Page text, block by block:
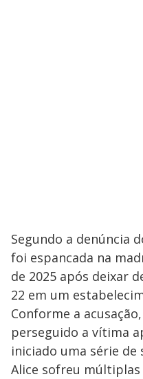
Segundo a denúncia
foi espancada na
de 2025 após deixar
22 em um
Conforme a
perseguido a vítima
iniciado uma série de
Alice sofreu